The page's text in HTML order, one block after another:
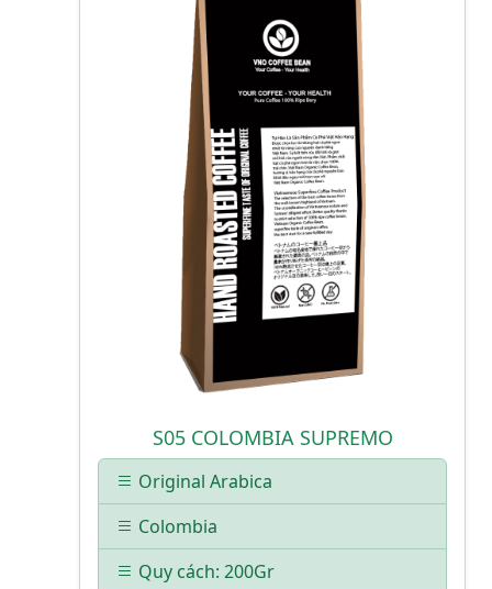
S05 COLOMBIA SUPREMO
Original Arabica
Colombia
Quy cách: 200Gr